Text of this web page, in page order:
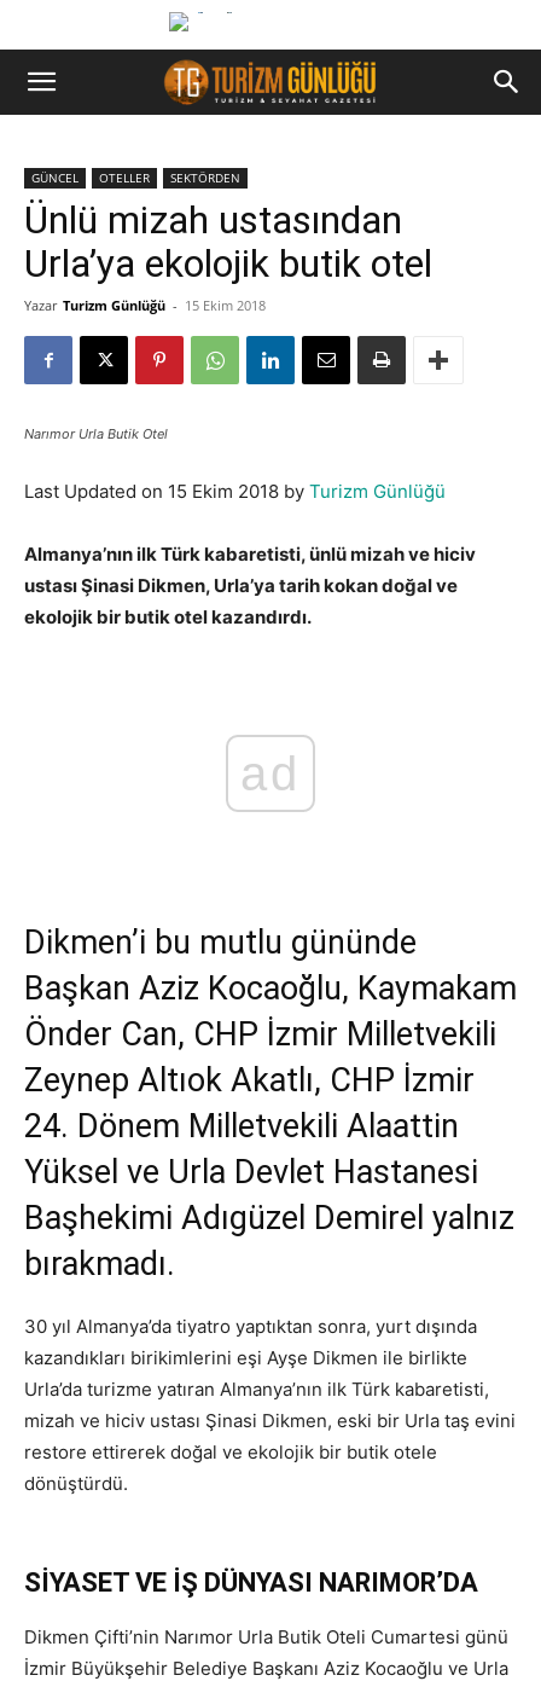
GÜNCEL OTELLER SEKTÖRDEN
Ünlü mizah ustasından
Urla’ya ekolojik butik otel
Yazar Turizm Günlüğü - 15 Ekim 2018
Narımor Urla Butik Otel
Last Updated on 15 Ekim 2018 by Turizm Günlüğü
Almanya’nın ilk Türk kabaretisti, ünlü mizah ve hiciv
ustası Şinasi Dikmen, Urla’ya tarih kokan doğal ve
ekolojik bir butik otel kazandırdı.
ad
Dikmen’i bu mutlu gününde
Başkan Aziz Kocaoğlu, Kaymakam
Önder Can, CHP İzmir Milletvekili
Zeynep Altıok Akatlı, CHP İzmir
24. Dönem Milletvekili Alaattin
Yüksel ve Urla Devlet Hastanesi
Başhekimi Adıgüzel Demirel yalnız
bırakmadı.
30 yıl Almanya’da tiyatro yaptıktan sonra, yurt dışında
kazandıkları birikimlerini eşi Ayşe Dikmen ile birlikte
Urla’da turizme yatıran Almanya’nın ilk Türk kabaretisti,
mizah ve hiciv ustası Şinasi Dikmen, eski bir Urla taş evini
restore ettirerek doğal ve ekolojik bir butik otele
dönüştürdü.
SİYASET VE İŞ DÜNYASI NARIMOR’DA
Dikmen Çifti’nin Narımor Urla Butik Oteli Cumartesi günü
İzmir Büyükşehir Belediye Başkanı Aziz Kocaoğlu ve Urla